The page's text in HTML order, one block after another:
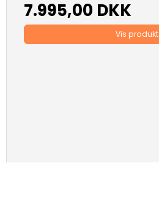
7.995,00 DKK
Vis produkt